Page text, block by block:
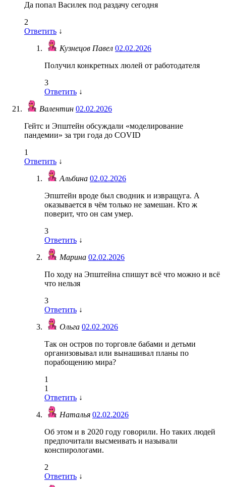
Да попал Василек под раздачу сегодня
2
Ответить ↓
Кузнецов Павел 02.02.2026
Получил конкретных люлей от работодателя
3
Ответить ↓
Валентин 02.02.2026
Гейтс и Эпштейн обсуждали «моделирование
пандемии» за три года до COVID
1
Ответить ↓
Альбина 02.02.2026
Эпштейн вроде был сводник и извращуга. А
оказывается в чём только не замешан. Кто ж
поверит, что он сам умер.
3
Ответить ↓
Марина 02.02.2026
По ходу на Эпштейна спишут всё что можно и всё
что нельзя
3
Ответить ↓
Ольга 02.02.2026
Так он остров по торговле бабами и детьми
организовывал или вынашивал планы по
порабощению мира?
1
1
Ответить ↓
Наталья 02.02.2026
Об этом и в 2020 году говорили. Но таких людей
предпочитали высмеивать и называли
конспирологами.
2
Ответить ↓